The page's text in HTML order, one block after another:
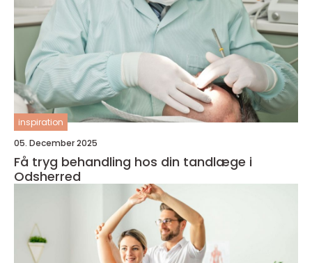
inspiration
05. December 2025
Få tryg behandling hos din tandlæge i
Odsherred